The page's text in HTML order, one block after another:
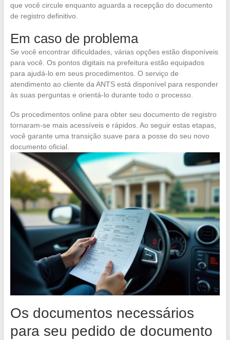
que você circule enquanto aguarda a recepção do documento
de registro definitivo.
Em caso de problema
Se você encontrar dificuldades, várias opções estão disponíveis
para você. Os pontos digitais na prefeitura estão equipados
para ajudá-lo em seus procedimentos. O serviço de
atendimento ao cliente da ANTS está disponível para responder
às suas perguntas e orientá-lo durante todo o processo.
Os procedimentos online para obter seu documento de registro
tornaram-se mais acessíveis e rápidos. Ao seguir estas etapas,
você garante uma transição suave para a posse do seu novo
documento oficial.
Os documentos necessários
para seu pedido de documento